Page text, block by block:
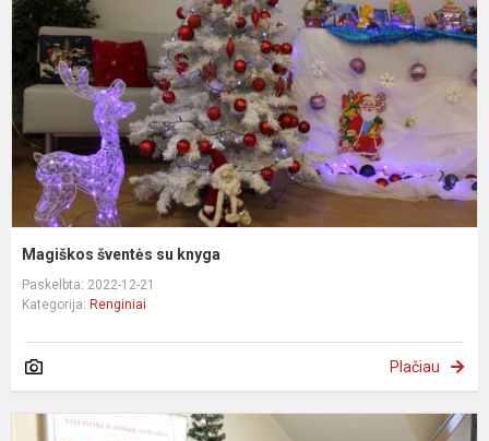
Magiškos šventės su knyga
Paskelbta: 2022-12-21
Kategorija: Renginiai
Plačiau